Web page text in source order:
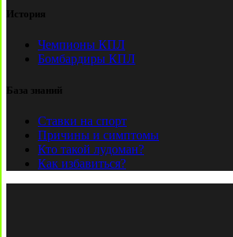
История
Чемпионы КПЛ
Бомбардиры КПЛ
База знаний
Ставки на спорт
Причины и симптомы
Кто такой лудоман?
Как избавиться?